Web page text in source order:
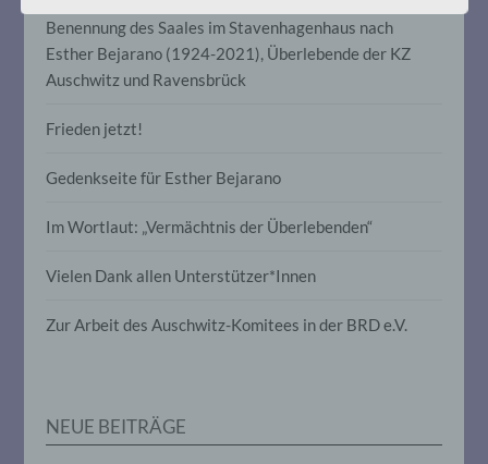
Benennung des Saales im Stavenhagenhaus nach
Esther Bejarano (1924-2021), Überlebende der KZ
Auschwitz und Ravensbrück
Frieden jetzt!
Gedenkseite für Esther Bejarano
Im Wortlaut: „Vermächtnis der Überlebenden“
Vielen Dank allen Unterstützer*Innen
Zur Arbeit des Auschwitz-Komitees in der BRD e.V.
NEUE BEITRÄGE
für die Verarbeitung Verantwortlichen
verarbeitet werden.
automatisierter Verfahren ausgeführte
Vorgang oder jede solche Vorgangsreihe
personenbezogenen Daten wie das
das Ordnen, die Speicherung, die
Anpassung oder Veränderung, das
die Offenlegung durch Übermittlung,